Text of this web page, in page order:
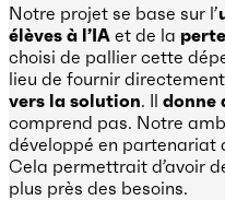
Notre projet se base sur l’
élèves à l’IA et de la
choisi de pallier cette
lieu de fournir
vers la solution. Il donne
comprend pas. Notre
développé en partenariat
Cela permettrait d’avoir
plus près des besoins.